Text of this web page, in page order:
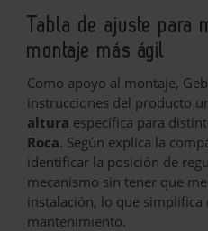
Tabla de ajuste para
montaje más ágil
Como apoyo al montaje,
instrucciones del producto
altura específica para
Roca. Según explica la
identificar la posición de
mecanismo sin tener que
instalación, lo que simplifica
mantenimiento.